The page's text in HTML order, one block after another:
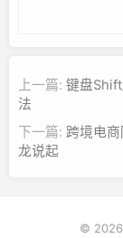
上一篇: 键盘
法
下一篇: 跨境电
龙说起
© 2026